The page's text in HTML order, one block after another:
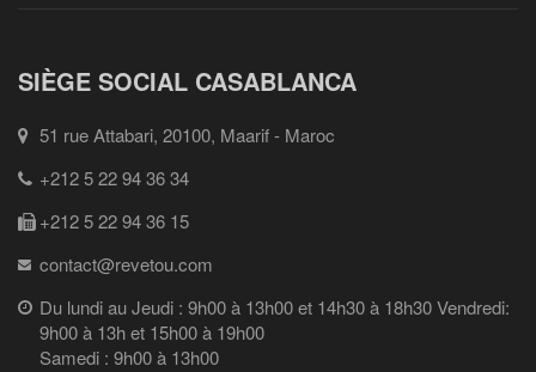
SIÈGE SOCIAL CASABLANCA
51 rue Attabari, 20100, Maarif - Maroc
+212 5 22 94 36 34
+212 5 22 94 36 15
contact@revetou.com
Du lundi au Jeudi : 9h00 à 13h00 et 14h30 à 18h30 Vendredi:
9h00 à 13h et 15h00 à 19h00
Samedi : 9h00 à 13h00